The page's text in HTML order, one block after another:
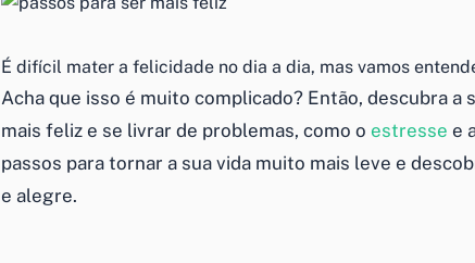
É difícil mater a felicidade no dia a dia, mas vamos
Acha que isso é muito complicado? Então, descubra a
mais feliz e se livrar de problemas, como o estresse e
passos para tornar a sua vida muito mais leve e
e alegre.